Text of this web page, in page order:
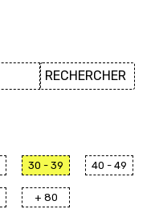
30 - 39 40 - 49
+ 80